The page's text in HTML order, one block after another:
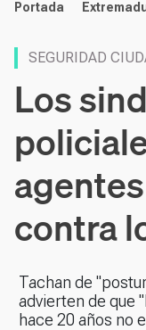
Portada
SEGURIDAD
Los
contra
Tachan de
advierten de que
hace 20 años no